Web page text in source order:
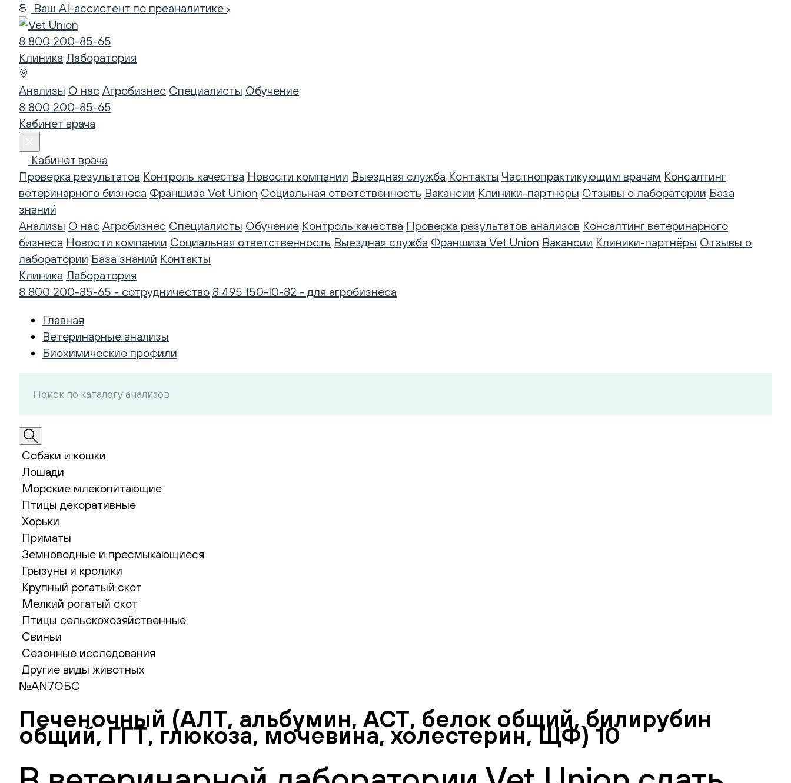
Ваш AI-ассистент по преаналитике
8 800 200-85-65
Клиника Лаборатория
Анализы О нас Агробизнес Специалисты Обучение
8 800 200-85-65
Кабинет врача
Кабинет врача
Проверка результатов Контроль качества Новости компании Выездная служба Контакты Частнопрактикующим врачам Консалтинг
ветеринарного бизнеса Франшиза Vet Union Социальная ответственность Вакансии Клиники-партнёры Отзывы о лаборатории База
знаний
Анализы О нас Агробизнес Специалисты Обучение Контроль качества Проверка результатов анализов Консалтинг ветеринарного
бизнеса Новости компании Социальная ответственность Выездная служба Франшиза Vet Union Вакансии Клиники-партнёры Отзывы о
лаборатории База знаний Контакты
Клиника Лаборатория
8 800 200-85-65 - сотрудничество 8 495 150-10-82 - для агробизнеса
Главная
Ветеринарные анализы
Биохимические профили
Собаки и кошки
Лошади
Морские млекопитающие
Птицы декоративные
Хорьки
Приматы
Земноводные и пресмыкающиеся
Грызуны и кролики
Крупный рогатый скот
Мелкий рогатый скот
Птицы сельскохозяйственные
Свиньи
Сезонные исследования
Другие виды животных
№AN7ОБС
Печеночный (АЛТ, альбумин, АСТ, белок общий, билирубин
общий, ГГТ, глюкоза, мочевина, холестерин, ЩФ) 10